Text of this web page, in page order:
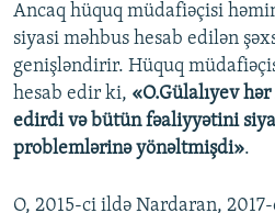
Ancaq hüquq müdafiəçisi
siyasi məhbus hesab edilən
genişləndirir. Hüquq
hesab edir ki, «O.Gülalıyev
edirdi və bütün fəaliyyətini
problemlərinə yönəltmişdi».
O, 2015-ci ildə Nardaran,